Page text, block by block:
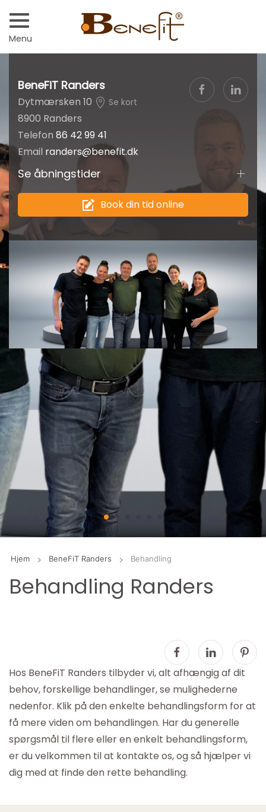
Menu
BeneFiT Randers
Dytmærsken 10 Se kort
8900 Randers
Telefon 86 42 99 41
Email randers@benefit.dk
Se åbningstider
Book din tid online
Hjem BeneFiT Randers Behandling
Behandling Randers
Hos BeneFiT Randers tilbyder vi, alt afhængig af dit
behov, forskellige behandlinger, se mulighederne
nedenfor. Klik på den enkelte behandlingsform for at
få mere viden om behandlingen. Har du generelle
spørgsmål til flere eller en enkelt behandlingsform,
er du velkommen til at kontakte os, og så hjælper vi
dig med at finde den rette behandling.